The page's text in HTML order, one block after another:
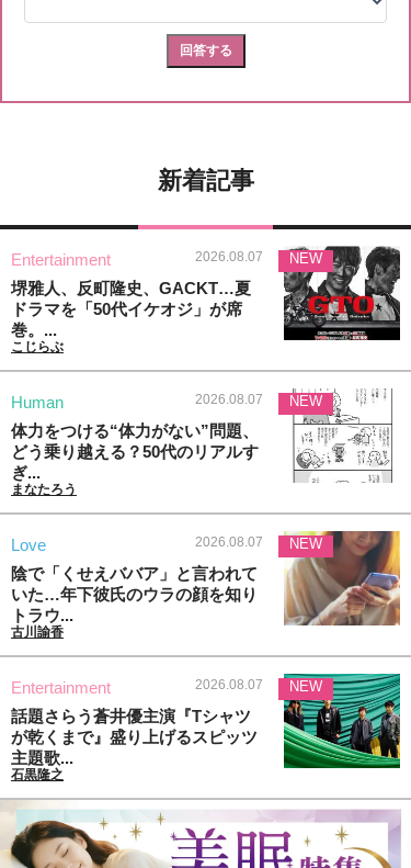
新着記事
Entertainment 2026.08.07
堺雅人、反町隆史、GACKT…夏
ドラマを「50代イケオジ」が席
巻。...
こじらぶ
NEW
Human 2026.08.07
体力をつける“体力がない”問題、
どう乗り越える？50代のリアルす
ぎ...
まなたろう
NEW
Love 2026.08.07
陰で「くせえババア」と言われて
いた…年下彼氏のウラの顔を知り
トラウ...
古川諭香
NEW
Entertainment 2026.08.07
話題さらう蒼井優主演『Tシャツ
が乾くまで』盛り上げるスピッツ
主題歌...
石黒隆之
NEW